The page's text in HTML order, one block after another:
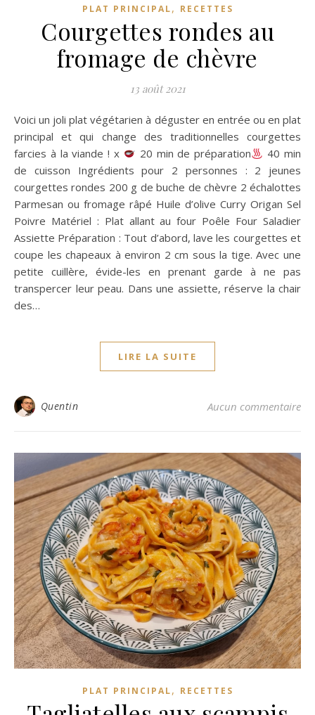
PLAT PRINCIPAL, RECETTES
Courgettes rondes au
fromage de chèvre
13 août 2021
Voici un joli plat végétarien à déguster en entrée ou en plat
principal et qui change des traditionnelles courgettes
farcies à la viande ! x
20 min de préparation
40 min
de cuisson Ingrédients pour 2 personnes : 2 jeunes
courgettes rondes 200 g de buche de chèvre 2 échalottes
Parmesan ou fromage râpé Huile d’olive Curry Origan Sel
Poivre Matériel : Plat allant au four Poêle Four Saladier
Assiette Préparation : Tout d’abord, lave les courgettes et
coupe les chapeaux à environ 2 cm sous la tige. Avec une
petite cuillère, évide-les en prenant garde à ne pas
transpercer leur peau. Dans une assiette, réserve la chair
des…
LIRE LA SUITE
Quentin Aucun commentaire
PLAT PRINCIPAL, RECETTES